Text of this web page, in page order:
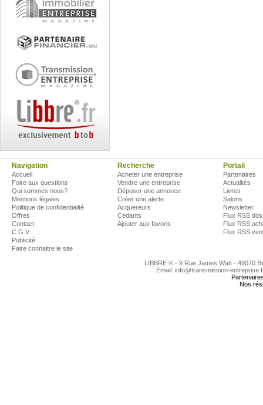
Navigation
Accueil
Foire aux questions
Qui sommes nous?
Mentions légales
Politique de confidentialité
Offres
Contact
C.G.V.
Publicité
Faire connaitre le site
Recherche
Acheter une entreprise
Vendre une entreprise
Déposer une annonce
Créer une alerte
Acquereurs
Cédants
Ajouter aux favoris
Portail
Partenaires
Actualités
Livres
Salons
Newsletter
Flux RSS
Flux RSS
Flux RSS
LIBBRE ® - 9 Rue James Watt - 49070
Email: info@transmission-
Nos